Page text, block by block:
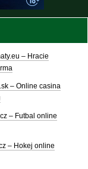
– Hracie
– Online casina
– Futbal online
– Hokej online